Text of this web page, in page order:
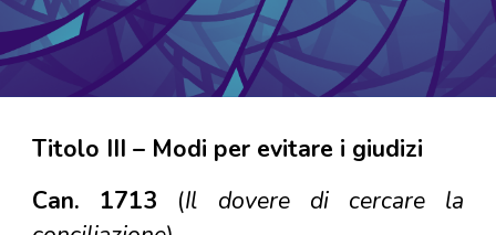
Titolo III – Modi per evitare i giudizi
Can. 1713 (Il dovere di cercare la